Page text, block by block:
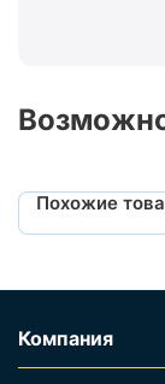
Похожие
Компания